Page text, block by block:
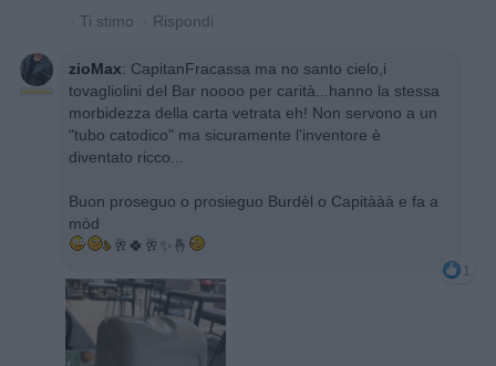
· Ti stimo · Rispondi
zioMax: CapitanFracassa ma no santo cielo,i
tovagliolini del Bar noooo per carità...hanno la stessa
morbidezza della carta vetrata eh! Non servono a un
"tubo catodico" ma sicuramente l'inventore è
diventato ricco...
Buon proseguo o prosieguo Burdèl o Capitààà e fa a
mòd
🥂🍀🥂✨️🤞
1